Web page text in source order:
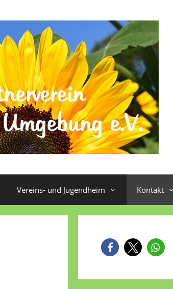
Vereins- und Jugendheim Kontakt